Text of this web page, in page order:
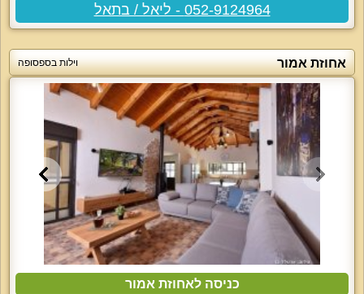
052-9124964 - ליאל / בתאל
אחוזת אמור וילות בספסופה
כניסה לאחוזת אמור